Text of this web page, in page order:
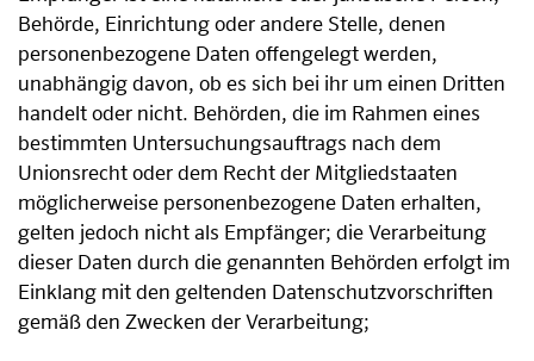
Behörde, Einrichtung oder andere Stelle, denen
personenbezogene Daten offengelegt werden,
unabhängig davon, ob es sich bei ihr um einen Dritten
handelt oder nicht. Behörden, die im Rahmen eines
bestimmten Untersuchungsauftrags nach dem
Unionsrecht oder dem Recht der Mitgliedstaaten
möglicherweise personenbezogene Daten erhalten,
gelten jedoch nicht als Empfänger; die Verarbeitung
dieser Daten durch die genannten Behörden erfolgt im
Einklang mit den geltenden Datenschutzvorschriften
gemäß den Zwecken der Verarbeitung;